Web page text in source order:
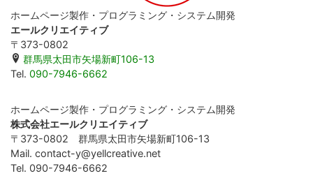
ホームページ製作・プログラミング・システム開発
エールクリエイティブ
〒373-0802
群馬県太田市矢場新町106-13
Tel. 090-7946-6662
ホームページ製作・プログラミング・システム開発
株式会社エールクリエイティブ
〒373-0802 群馬県太田市矢場新町106-13
Mail. contact-y@yellcreative.net
Tel. 090-7946-6662